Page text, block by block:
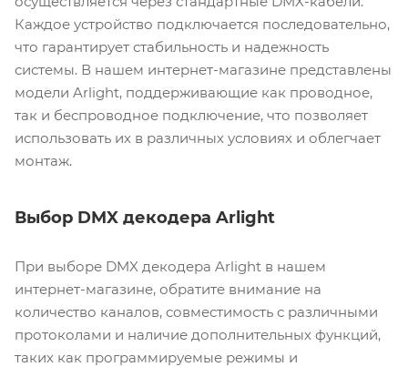
Каждое устройство подключается последовательно,
что гарантирует стабильность и надежность
системы. В нашем интернет-магазине представлены
модели Arlight, поддерживающие как проводное,
так и беспроводное подключение, что позволяет
использовать их в различных условиях и облегчает
монтаж.
Выбор DMX декодера Arlight
При выборе DMX декодера Arlight в нашем
интернет-магазине, обратите внимание на
количество каналов, совместимость с различными
протоколами и наличие дополнительных функций,
таких как программируемые режимы и